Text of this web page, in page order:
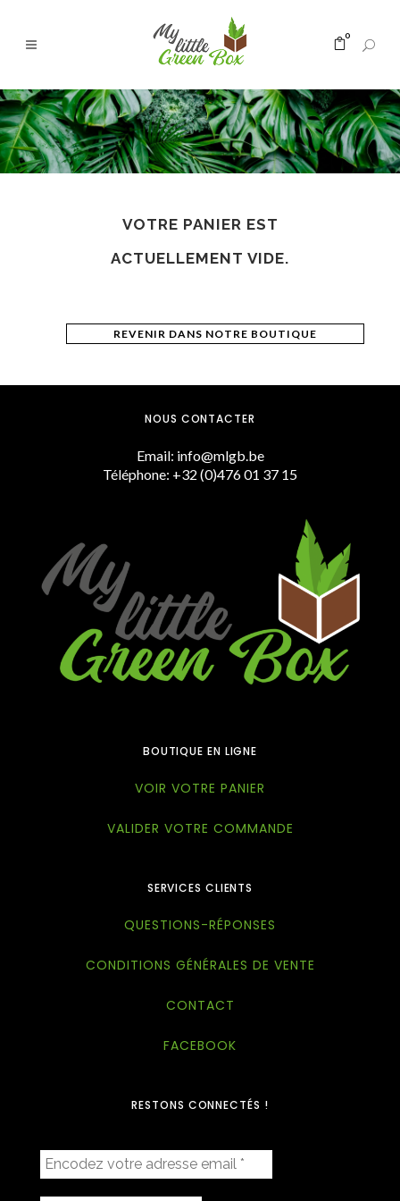
0
VOTRE PANIER EST
ACTUELLEMENT VIDE.
REVENIR DANS NOTRE BOUTIQUE
NOUS CONTACTER
Email: info@mlgb.be
Téléphone: +32 (0)476 01 37 15
BOUTIQUE EN LIGNE
VOIR VOTRE PANIER
VALIDER VOTRE COMMANDE
SERVICES CLIENTS
QUESTIONS-RÉPONSES
CONDITIONS GÉNÉRALES DE VENTE
CONTACT
FACEBOOK
RESTONS CONNECTÉS !